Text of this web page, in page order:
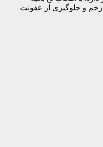
زخم و جلوگیری از عفونت